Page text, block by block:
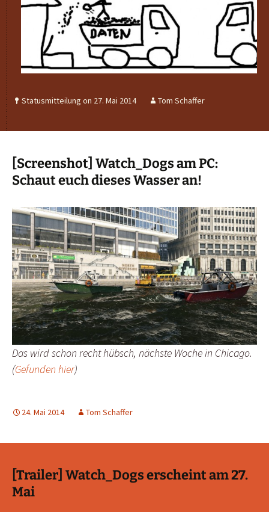
Statusmitteilung on 27. Mai 2014 Tom Schaffer
[Screenshot] Watch_Dogs am PC:
Schaut euch dieses Wasser an!
Das wird schon recht hübsch, nächste Woche in Chicago.
(Gefunden hier)
24. Mai 2014 Tom Schaffer
[Trailer] Watch_Dogs erscheint am 27.
Mai